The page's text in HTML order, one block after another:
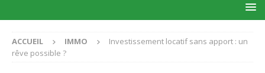
ACCUEIL IMMO
Investissement locatif sans apport : un
rêve possible ?